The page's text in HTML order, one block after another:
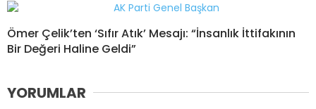
Ömer Çelik’ten ‘Sıfır Atık’ Mesajı: “İnsanlık İttifakının
Bir Değeri Haline Geldi”
YORUMLAR